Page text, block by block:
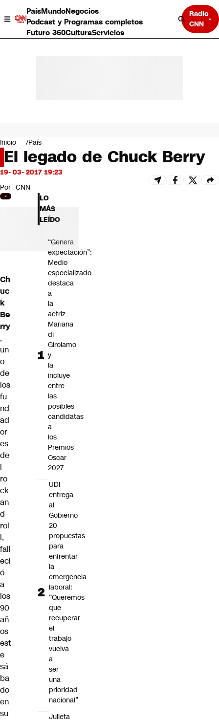
PaísMundoNegocios
Podcast y Programas completos
Futuro 360CulturaServicios
Radio
CNN
Negocios
Deportes
Programas completos
Cultura
Servicios
Bits
CNN Data
CNN tiempo
Futuro 360
Inicio País
El legado de Chuck Berry
19- 03- 2017 19:23
Por CNN
Ch
uc
k
Be
rry
,
un
o
de
los
fu
nd
ad
or
es
de
l
ro
ck
an
d
rol
l,
fall
eci
ó
a
los
90
añ
os
est
e
sá
ba
do
en
su
LO
MÁS
LEÍDO
“Genera
expectación”:
Medio
especializado
destaca
a
la
actriz
Mariana
di
Girolamo
y
la
incluye
entre
las
posibles
candidatas
a
los
Premios
Oscar
2027
UDI
entrega
al
Gobierno
20
propuestas
para
enfrentar
la
emergencia
laboral:
“Queremos
que
recuperar
el
trabajo
vuelva
a
ser
una
prioridad
nacional”
Julieta